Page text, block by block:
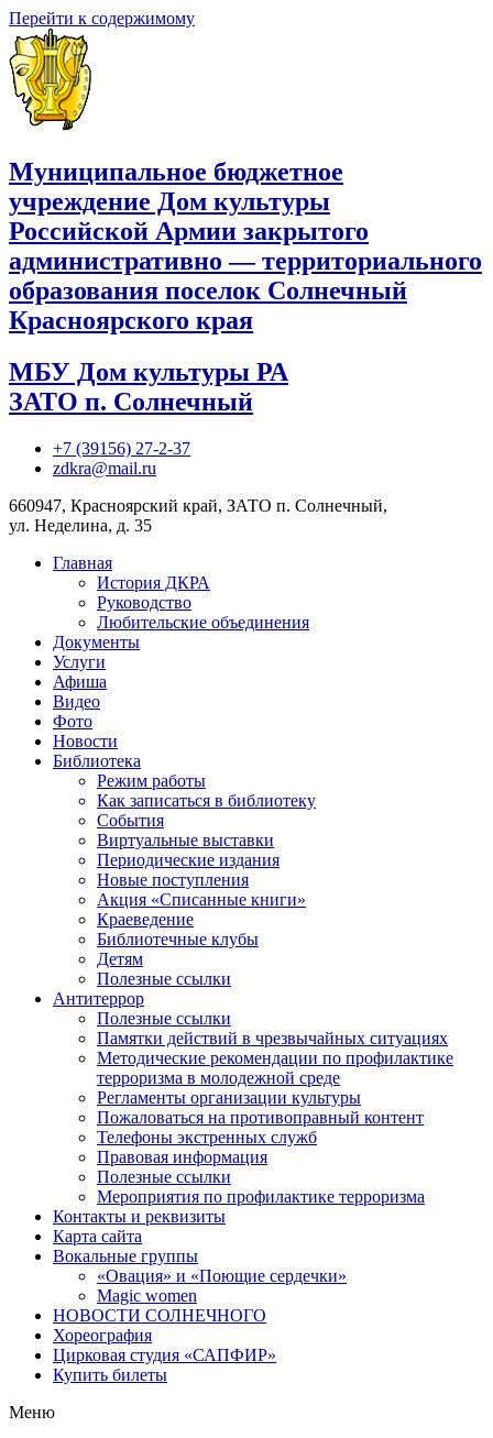
Перейти к содержимому
Муниципальное бюджетное
учреждение Дом культуры
Российской Армии закрытого
административно — территориального
образования поселок Солнечный
Красноярского края
МБУ Дом культуры РА
ЗАТО п. Солнечный
+7 (39156) 27-2-37
zdkra@mail.ru
660947, Красноярский край, ЗАТО п. Солнечный,
ул. Неделина, д. 35
Главная
История ДКРА
Руководство
Любительские объединения
Документы
Услуги
Афиша
Видео
Фото
Новости
Библиотека
Режим работы
Как записаться в библиотеку
События
Виртуальные выставки
Периодические издания
Новые поступления
Акция «Списанные книги»
Краеведение
Библиотечные клубы
Детям
Полезные ссылки
Антитеррор
Полезные ссылки
Памятки действий в чрезвычайных ситуациях
Методические рекомендации по профилактике
терроризма в молодежной среде
Регламенты организации культуры
Пожаловаться на противоправный контент
Телефоны экстренных служб
Правовая информация
Полезные ссылки
Мероприятия по профилактике терроризма
Контакты и реквизиты
Карта сайта
Вокальные группы
«Овация» и «Поющие сердечки»
Magic women
НОВОСТИ СОЛНЕЧНОГО
Хореография
Цирковая студия «САПФИР»
Купить билеты
Меню